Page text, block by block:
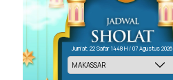
Jum'at, 22 Safar 1448 H / 07 Agustus 2026